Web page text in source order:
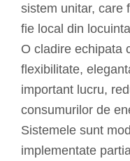
sistem unitar, care
fie local din
O cladire echipata
flexibilitate,
important lucru,
consumurilor de
Sistemele sunt
implementate